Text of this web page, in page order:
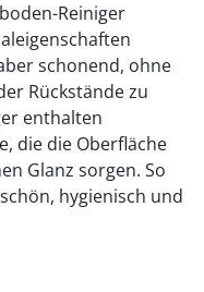
Reiniger
schonend, ohne
Rückstände zu
enthalten
die die Oberfläche
Glanz sorgen. So
hygienisch und